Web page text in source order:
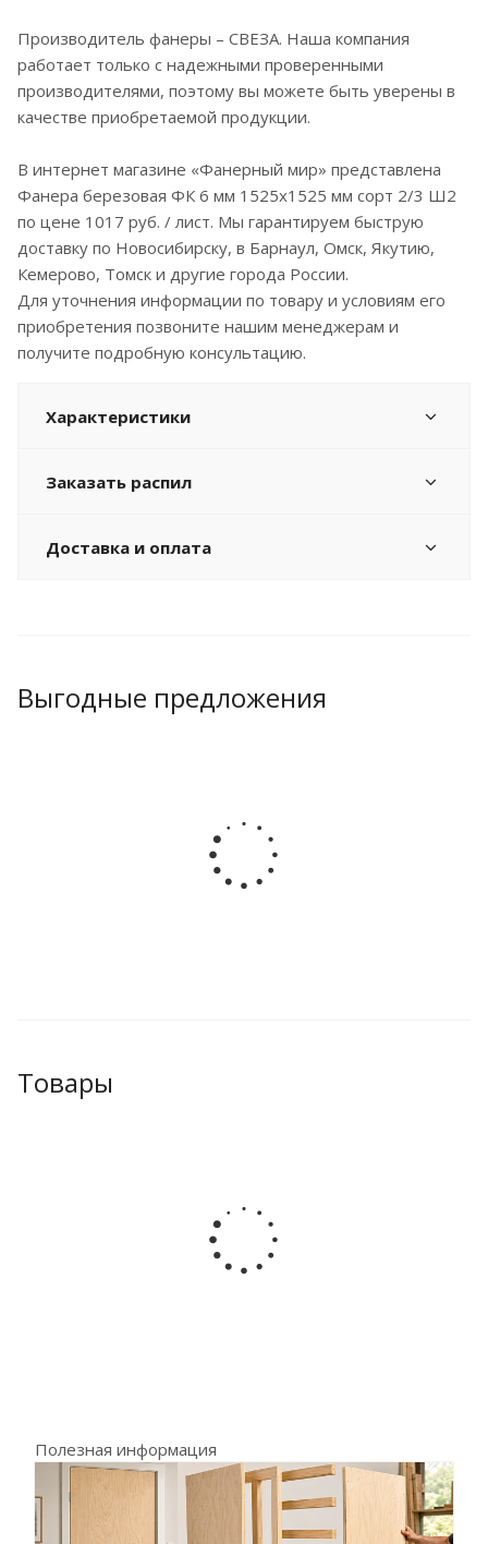
Производитель фанеры – СВЕЗА. Наша компания
работает только с надежными проверенными
производителями, поэтому вы можете быть уверены в
качестве приобретаемой продукции.
В интернет магазине «Фанерный мир» представлена
Фанера березовая ФК 6 мм 1525x1525 мм сорт 2/3 Ш2
по цене 1017 руб. / лист. Мы гарантируем быструю
доставку по Новосибирску, в Барнаул, Омск, Якутию,
Кемерово, Томск и другие города России.
Для уточнения информации по товару и условиям его
приобретения позвоните нашим менеджерам и
получите подробную консультацию.
Характеристики
Заказать распил
Доставка и оплата
Выгодные предложения
Товары
Полезная информация